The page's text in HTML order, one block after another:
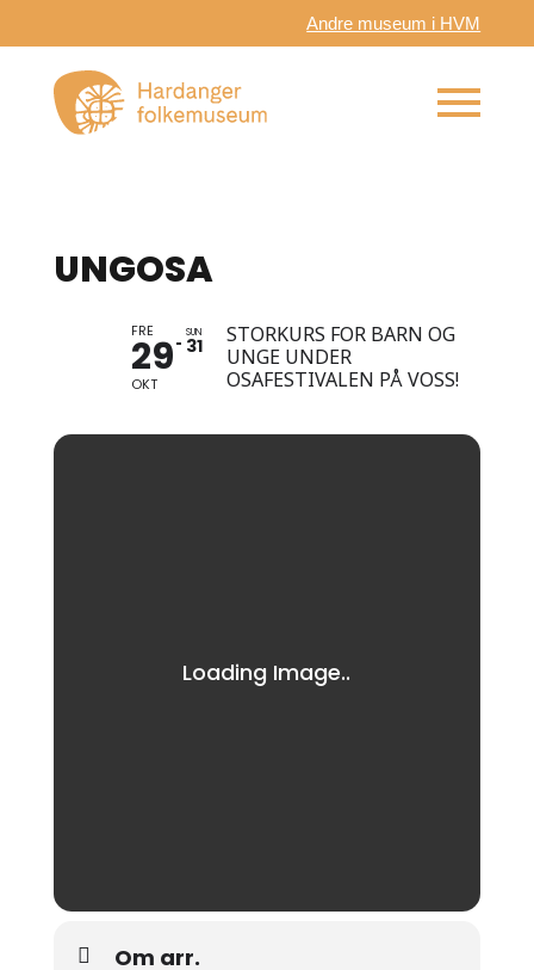
Andre museum i HVM
UNGOSA
FRE
29
OKT
SUN
31
STORKURS FOR BARN OG
UNGE UNDER
OSAFESTIVALEN PÅ VOSS!
Om arr.